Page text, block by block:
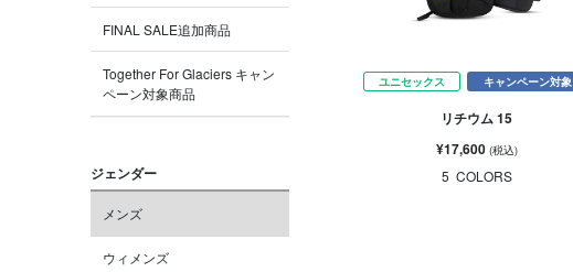
FINAL SALE追加商品
Together For Glaciers キャン
ペーン対象商品
ジェンダー
メンズ
ウィメンズ
ユニセックス キャンペーン対象
リチウム 15
¥17,600 (税込)
5 COLORS